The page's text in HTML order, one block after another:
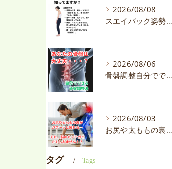
2026/08/08
スエイバック姿勢って知ってますか？
2026/08/06
骨盤調整自分でできます。
2026/08/03
お尻や太ももの裏がジワ〜ッと痺れる…それ、脳のカンチガイかもしれません！？
タグ Tags